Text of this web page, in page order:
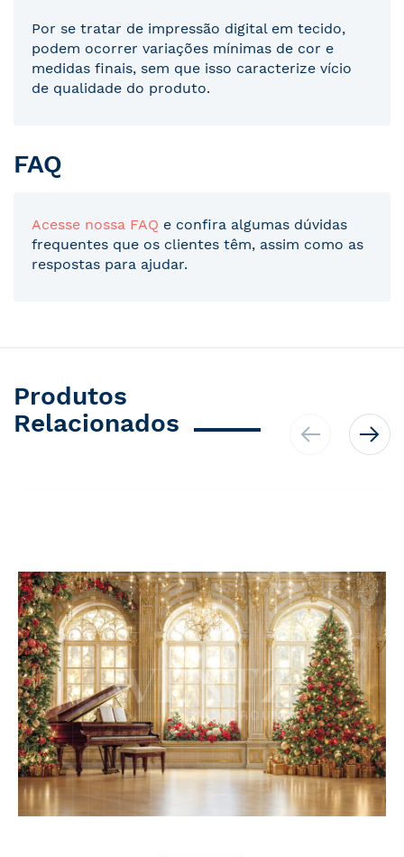
Por se tratar de impressão digital em tecido,
podem ocorrer variações mínimas de cor e
medidas finais, sem que isso caracterize vício
de qualidade do produto.
FAQ
Acesse nossa FAQ e confira algumas dúvidas
frequentes que os clientes têm, assim como as
respostas para ajudar.
Produtos
Relacionados